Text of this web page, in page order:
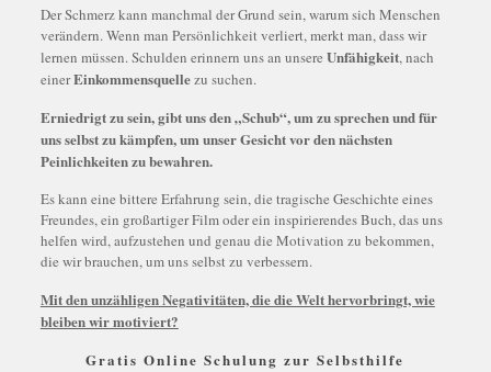
Der Schmerz kann manchmal der Grund sein, warum sich Menschen
verändern. Wenn man Persönlichkeit verliert, merkt man, dass wir
lernen müssen. Schulden erinnern uns an unsere Unfähigkeit, nach
einerEinkommensquellezu suchen.
Erniedrigt zu sein, gibt uns den „Schub“, um zu sprechen und für
uns selbst zu kämpfen, um unser Gesicht vor den nächsten
Peinlichkeiten zu bewahren.
Es kann eine bittere Erfahrung sein, die tragische Geschichte eines
Freundes, ein großartiger Film oder ein inspirierendes Buch, das uns
helfen wird, aufzustehen und genau die Motivation zu bekommen,
die wir brauchen, um uns selbst zu verbessern.
Mit den unzähligen Negativitäten, die die Welt hervorbringt, wie
bleiben wir motiviert?
Gratis Online Schulung zur Selbsthilfe